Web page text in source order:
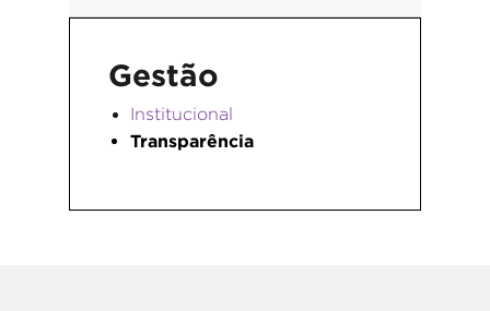
Gestão
Institucional
Transparência